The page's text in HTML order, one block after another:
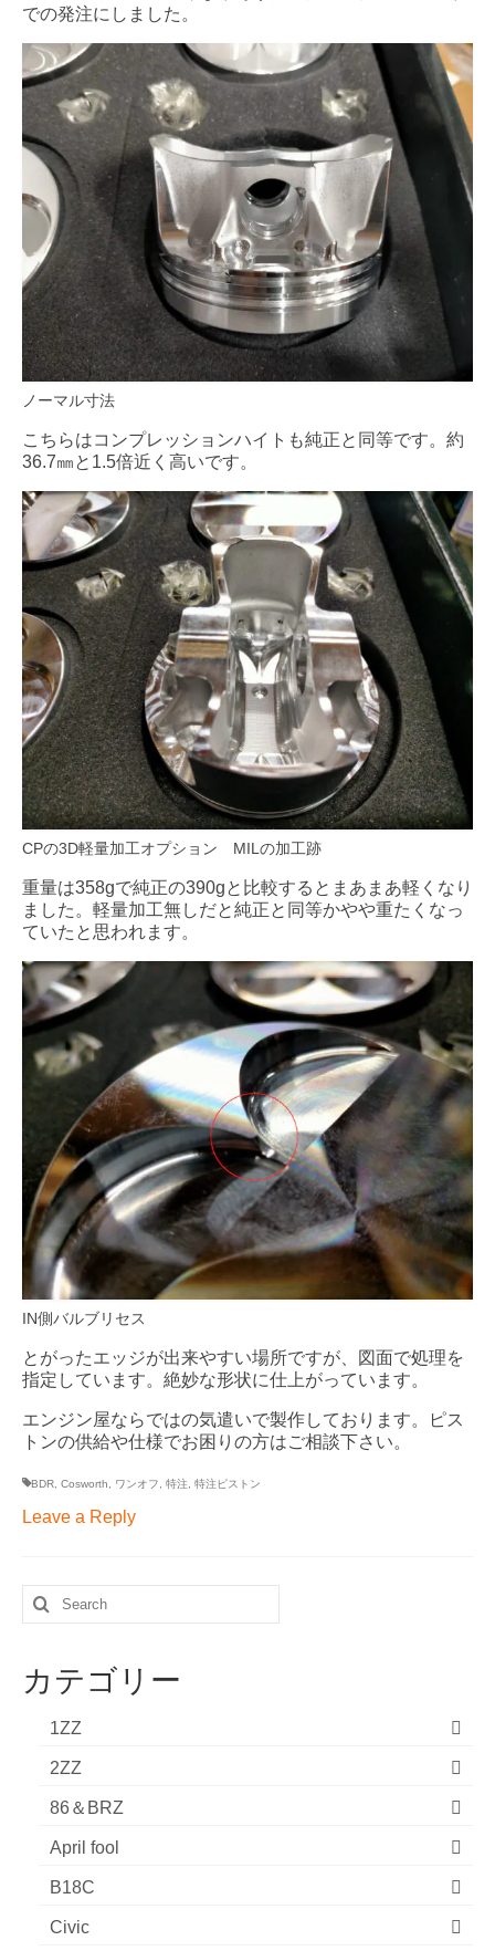
での発注にしました。
ノーマル寸法
こちらはコンプレッションハイトも純正と同等です。約
36.7㎜と1.5倍近く高いです。
CPの3D軽量加工オプション MILの加工跡
重量は358gで純正の390gと比較するとまあまあ軽くなり
ました。軽量加工無しだと純正と同等かやや重たくなっ
ていたと思われます。
IN側バルブリセス
とがったエッジが出来やすい場所ですが、図面で処理を
指定しています。絶妙な形状に仕上がっています。
エンジン屋ならではの気遣いで製作しております。ピス
トンの供給や仕様でお困りの方はご相談下さい。
BDR, Cosworth, ワンオフ, 特注, 特注ピストン
Leave a Reply
Search
for:
カテゴリー
1ZZ
2ZZ
86＆BRZ
April fool
B18C
Civic